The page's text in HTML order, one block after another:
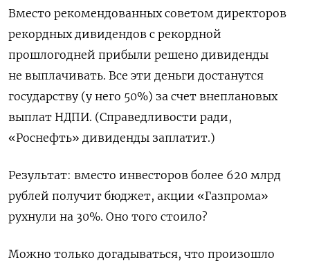
Вместо рекомендованных советом директоров
рекордных дивидендов с рекордной
прошлогодней прибыли решено дивиденды
не выплачивать. Все эти деньги достанутся
государству (у него 50%) за счет внеплановых
выплат НДПИ. (Справедливости ради,
«Роснефть» дивиденды заплатит.)
Результат: вместо инвесторов более 620 млрд
рублей получит бюджет, акции «Газпрома»
рухнули на 30%. Оно того стоило?
Можно только догадываться, что произошло